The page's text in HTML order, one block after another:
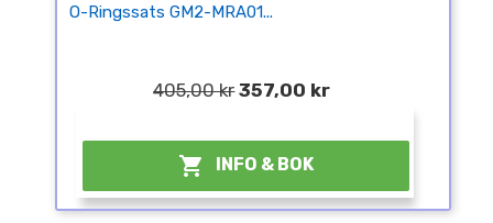
O-Ringssats GM2-MRA01...
405,00 kr 357,00 kr
 INFO & BOK